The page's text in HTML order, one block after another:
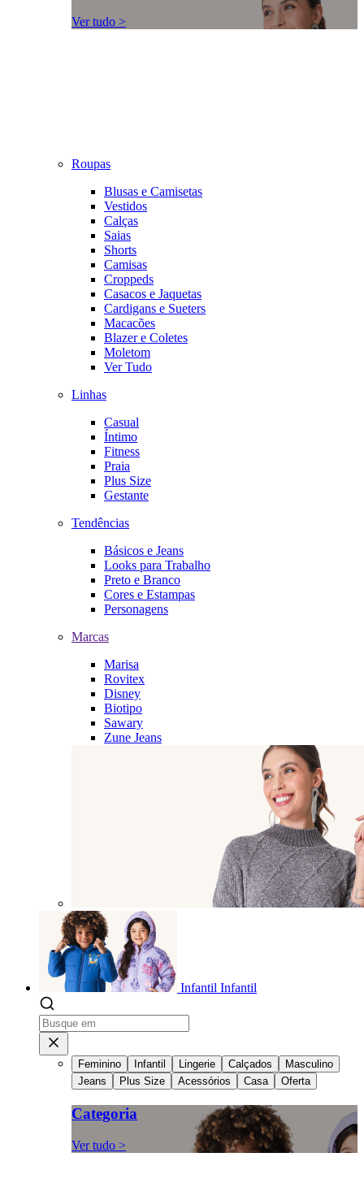
Ver tudo >
Roupas
Blusas e Camisetas
Vestidos
Calças
Saias
Shorts
Camisas
Croppeds
Casacos e Jaquetas
Cardigans e Sueters
Macacões
Blazer e Coletes
Moletom
Ver Tudo
Linhas
Casual
Íntimo
Fitness
Praia
Plus Size
Gestante
Tendências
Básicos e Jeans
Looks para Trabalho
Preto e Branco
Cores e Estampas
Personagens
Marcas
Marisa
Rovitex
Disney
Biotipo
Sawary
Zune Jeans
Infantil Infantil
Feminino Infantil Lingerie Calçados
Masculino
Jeans
Plus Size Acessórios Casa Oferta
Categoria
Ver tudo >